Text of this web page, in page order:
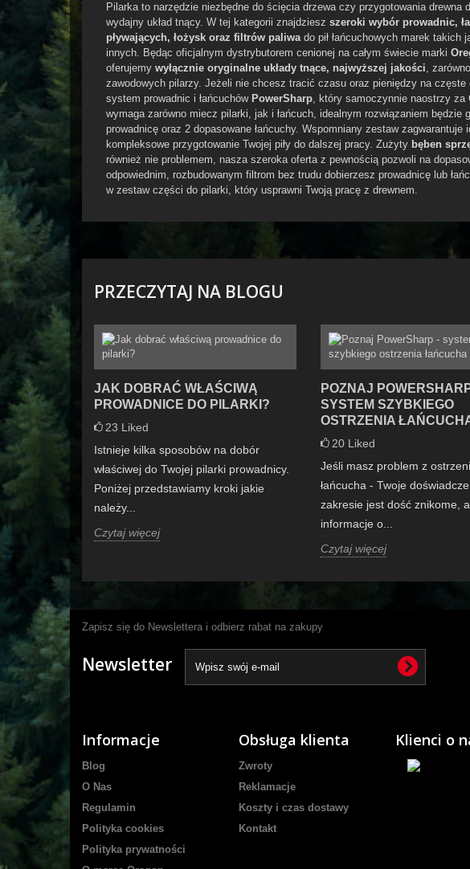
Pilarka to narzędzie niezbędne do ścięcia drzewa czy przygotowania drewna
wydajny układ tnący. W tej kategorii znajdziesz szeroki wybór prowadnic,
pływających, łożysk oraz filtrów paliwado pił łańcuchowych marek takich
innych. Będąc oficjalnym dystrybutorem cenionej na całym świecie marki
oferujemy wyłącznie oryginalne układy tnące, najwyższej jakości,
zawodowych pilarzy. Jeżeli nie chcesz tracić czasu oraz pieniędzy na częste
system prowadnic i łańcuchów PowerSharp, który samoczynnie naostrzy za
wymaga zarówno miecz pilarki, jak i łańcuch, idealnym rozwiązaniem będzie
prowadnicę oraz 2 dopasowane łańcuchy. Wspomniany zestaw zagwarantuje
kompleksowe przygotowanie Twojej piły do dalszej pracy. Zużyty bęben
również nie problemem, nasza szeroka oferta z pewnością pozwoli na
odpowiednim, rozbudowanym filtrom bez trudu dobierzesz prowadnicę lub
w zestaw części do pilarki, który usprawni Twoją pracę z drewnem.
PRZECZYTAJ NA BLOGU
JAK DOBRAĆ WŁAŚCIWĄ
PROWADNICE DO PILARKI?
23 Liked
Istnieje kilka sposobów na dobór
właściwej do Twojej pilarki prowadnicy.
Poniżej przedstawiamy kroki jakie
należy...
Czytaj więcej
POZNAJ
SYSTEM SZYBKIEGO
OSTRZENIA
20 Liked
Jeśli masz problem z
łańcucha - Twoje
zakresie jest dość znikome, a
informacje o...
Czytaj więcej
Zapisz się do Newslettera i odbierz rabat na zakupy
Newsletter
Informacje
Blog
O Nas
Regulamin
Polityka cookies
Polityka prywatności
Obsługa klienta
Zwroty
Reklamacje
Koszty i czas dostawy
Kontakt
Klienci o